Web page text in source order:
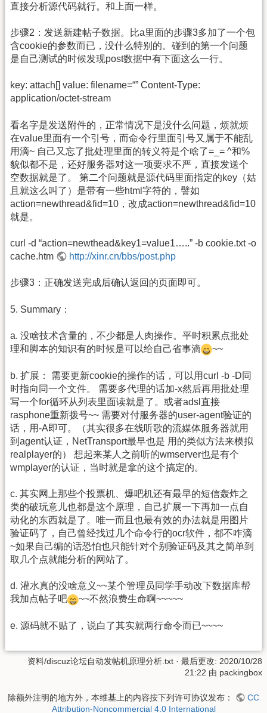
直接分析源代码就行。和上面一样。
步骤2：发送新建帖子数据。比a里面的步骤3多加了一个包
含cookie的参数而已，没什么特别的。碰到的第一个问题
是自己测试的时候发现post数据中有下面这么一行。
key: attach[] value: filename=“” Content-Type:
application/octet-stream
看名字是发送附件的，正常情况下是没什么问题，烦就烦
在value里面有一个引号，而命令行里面引号又属于不能乱
用滴~ 自己又忘了批处理里面的转义符是个啥了=_= ^和%
貌似都不是，还好服务器对这一项要求不严，直接发送个
空数据就是了。 第二个问题就是源代码里面指定的key（姑
且就这么叫了）是带有一些html字符的，譬如
action=newthread&fid=10，改成action=newthread&fid=10
就是。
curl -d “action=newthead&key1=value1…..” -b cookie.txt -o
cache.htm
http://xinr.cn/bbs/post.php
步骤3：正确发送完成后确认返回的页面即可。
5. Summary：
a. 没啥技术含量的，不少都是人肉操作。平时积累点批处
理和脚本的知识有的时候是可以给自己省事滴
~~
b. 扩展： 需要更新cookie的操作的话，可以用curl -b -D同
时指向同一个文件。 需要多代理的话加-x然后再用批处理
写一个for循环从列表里面读就是了。或者adsl直接
rasphone重新拨号~~ 需要对付服务器的user-agent验证的
话，用-A即可。（其实很多在线听歌的流媒体服务器就用
到agent认证，NetTransport最早也是 用的类似方法来模拟
realplayer的） 想起来某人之前听的wmserver也是有个
wmplayer的认证，当时就是拿的这个搞定的。
c. 其实网上那些个投票机、爆吧机还有最早的短信轰炸之
类的破玩意儿也都是这个原理，自己扩展一下再加一点自
动化的东西就是了。唯一而且也最有效的办法就是用图片
验证码了，自己曾经找过几个命令行的ocr软件，都不咋滴
~如果自己编的话恐怕也只能针对个别验证码及其之简单到
取几个点就能分析的网站了。
d. 灌水真的没啥意义~~某个管理员同学手动改下数据库帮
我加点帖子吧
~~不然浪费生命啊~~~~~
e. 源码就不贴了，说白了其实就两行命令而已~~~~
资料/discuz论坛自动发帖机原理分析.txt · 最后更改: 2020/10/28
21:22 由 packingbox
除额外注明的地方外，本维基上的内容按下列许可协议发布：
CC
Attribution-Noncommercial 4.0 International